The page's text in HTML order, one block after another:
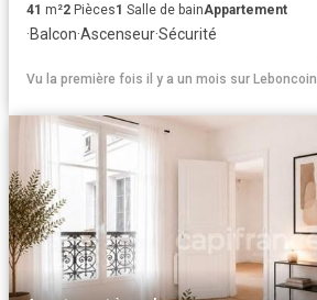
41 m²2 Pièces1 Salle de bainAppartement
·Balcon·Ascenseur·Sécurité
Vu la première fois il y a un mois sur Leboncoin